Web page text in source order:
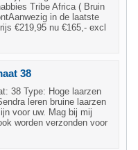
Tribe Africa ( Bruin
in de laatste
€219,95 nu €165,- excl
38
38 Type: Hoge laarzen
leren bruine laarzen
voor uw. Mag bij mij
worden verzonden voor